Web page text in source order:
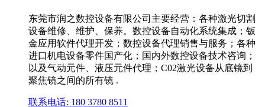
东莞市润之数控设备有限公司主要经营：各种激光切割
设备维修、维护、保养。数控设备自动化系统集成；钣
金应用软件代理开发；数控设备代理销售与服务；各种
进口机电设备零件国产化；国内外数控设备技术咨询；
以及气动元件、液压元件代理；C02激光设备从底镜到
聚焦镜之间的所有镜 .
联系电话: 180 3780 8511